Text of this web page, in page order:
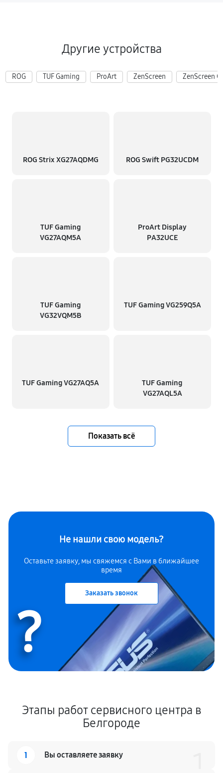
Другие устройства
ROG TUF Gaming ProArt ZenScreen ZenScreen
ROG Strix XG27AQDMG ROG Swift PG32UCDM
TUF Gaming
VG27AQM5A
ProArt Display
PA32UCE
TUF Gaming
VG32VQM5B
TUF Gaming VG259Q5A
TUF Gaming VG27AQ5A
TUF Gaming
VG27AQL5A
Показать всё
Не нашли свою модель?
Оставьте заявку, мы свяжемся с Вами в ближайшее
время
Заказать звонок
?
Этапы работ сервисного центра в
Белгороде
1 Вы оставляете заявку